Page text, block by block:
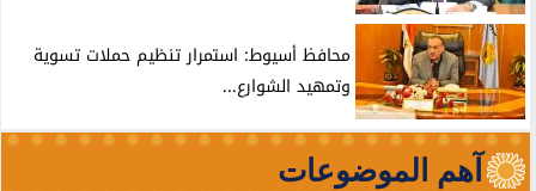
محافظ أسيوط: استمرار تنظيم حملات تسوية
وتمهيد الشوارع...
آهم الموضوعات